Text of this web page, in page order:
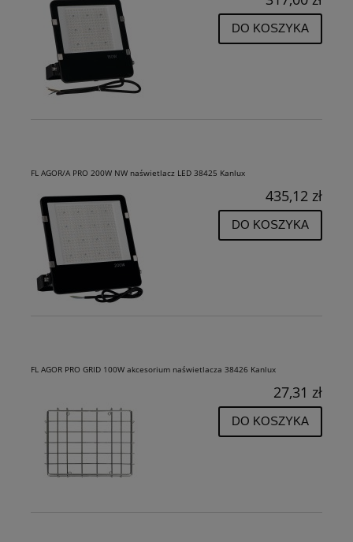
DO KOSZYKA
FL AGOR/A PRO 200W NW naświetlacz LED 38425 Kanlux
435,12 zł
DO KOSZYKA
FL AGOR PRO GRID 100W akcesorium naświetlacza 38426 Kanlux
27,31 zł
DO KOSZYKA